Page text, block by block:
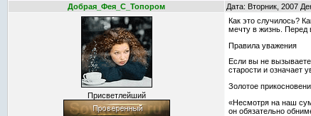
Добрая_Фея_С_Топором Дата: Вторник, 2007
Присветлейший
Как это случилось?
мечту в жизнь. Перед
Правила уважения
Если вы не
старости и означает
Золотое
«Несмотря на наш
он обязательно